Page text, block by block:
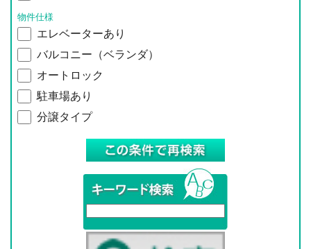
物件仕様
エレベーターあり
バルコニー（ベランダ）
オートロック
駐車場あり
分譲タイプ